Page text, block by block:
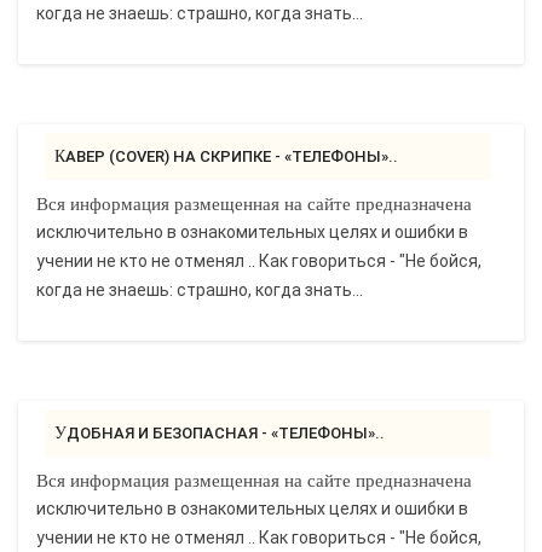
когда не знаешь: страшно, когда знать...
КАВЕР (COVER) НА СКРИПКЕ - «ТЕЛЕФОНЫ»..
Вся информация размещенная на сайте предназначена
исключительно в ознакомительных целях и ошибки в
учении не кто не отменял .. Как говориться - "Не бойся,
когда не знаешь: страшно, когда знать...
УДОБНАЯ И БЕЗОПАСНАЯ - «ТЕЛЕФОНЫ»..
Вся информация размещенная на сайте предназначена
исключительно в ознакомительных целях и ошибки в
учении не кто не отменял .. Как говориться - "Не бойся,